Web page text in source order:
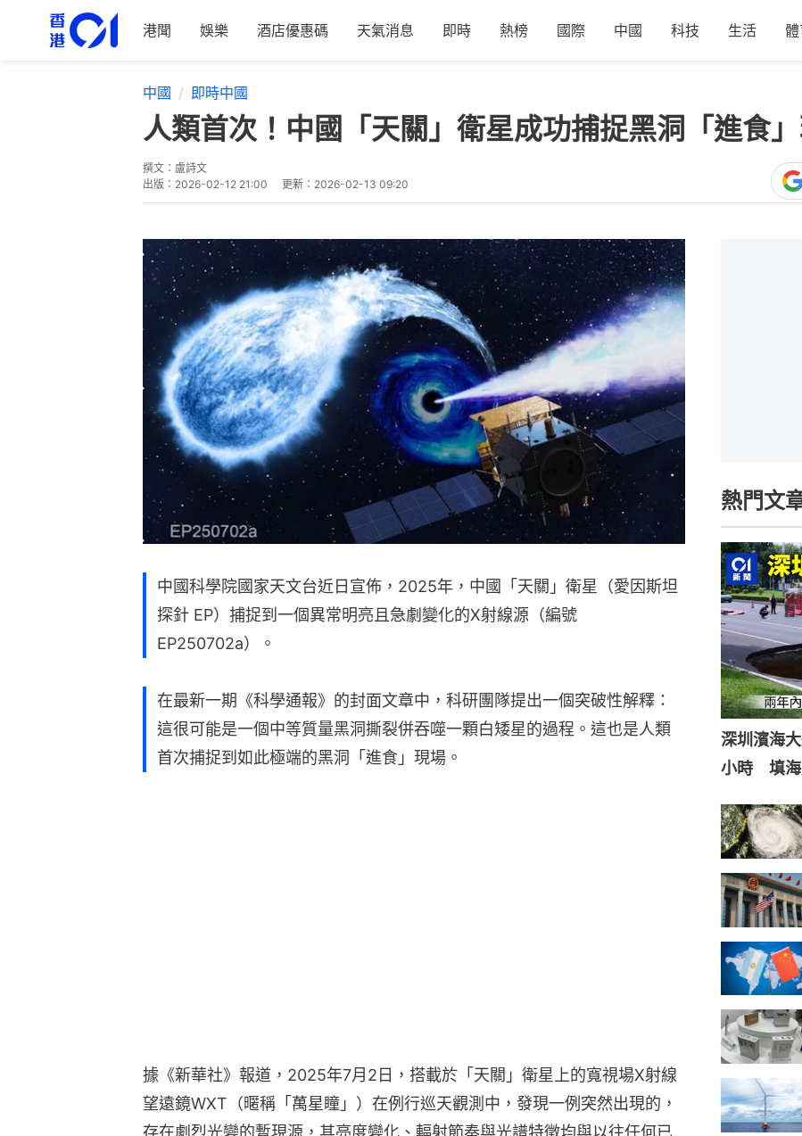
港聞 娛樂 酒店優惠碼 天氣消息 即時 熱榜 國際 中國 科技 生活
中國 即時中國
人類首次！中國「天關」衛星成功捕捉黑洞「進食
撰文： 盧詩文
出版： 2026-02-12 21:00 更新： 2026-02-13 09:20
中國科學院國家天文台近日宣佈，2025年，中國「天關」衛星（愛因斯坦
探針 EP）捕捉到一個異常明亮且急劇變化的X射線源（編號
EP250702a）。
在最新一期《科學通報》的封面文章中，科研團隊提出一個突破性解釋：
這很可能是一個中等質量黑洞撕裂併吞噬一顆白矮星的過程。這也是人類
首次捕捉到如此極端的黑洞「進食」現場。
據《新華社》報道，2025年7月2日，搭載於「天關」衛星上的寬視場X射線
望遠鏡WXT（暱稱「萬星瞳」）在例行巡天觀測中，發現一例突然出現的，
存在劇烈光變的暫現源，其亮度變化、輻射節奏與光譜特徵均與以往任何已
熱門文
深圳濱海
小時 填海